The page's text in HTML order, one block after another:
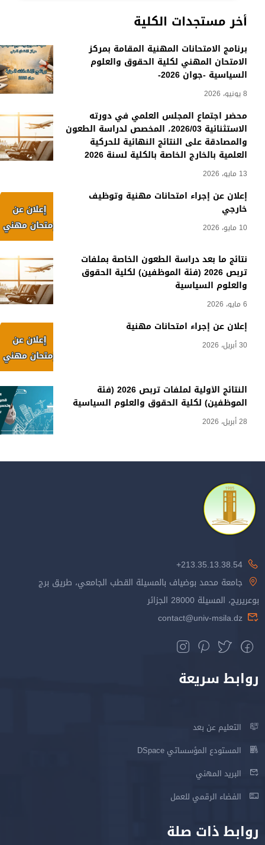
أخر مستجدات الكلية
برنامج الامتحانات المهنية المقامة بمركز
الامتحان المهني لكلية الحقوق والعلوم
السياسية -جوان 2026-
محضر اجتماع المجلس العلمي في دورته
الاستثنائية 2026/03، المخصص لدراسة الطعون
والمصادقة على النتائج النهائية للحركية
العلمية بالخارج الخاصة بالكلية لسنة 2026
13 مايو، 2026
إعلان عن إجراء امتحانات مهنية وتوظيف
خارجي
10 مايو، 2026
نتائج ما بعد دراسة الطعون الخاصة بملفات
تربص 2026 (فئة الموظفين) لكلية الحقوق
والعلوم السياسية
إعلان عن إجراء امتحانات مهنية
30 أبريل، 2026
النتائج الأولية لملفات تربص 2026 (فئة
الموظفين) لكلية الحقوق والعلوم السياسية
28 أبريل، 2026
213.35.13.38.54+
جامعة محمد بوضياف بالمسيلة القطب الجامعي، طريق برج
بوعريريج، المسيلة 28000 الجزائر
contact@univ-msila.dz
روابط سريعة
التعليم عن بعد
المستودع المؤسساتي DSpace
البريد المهني
الفضاء الرقمي للعمل
روابط ذات صلة